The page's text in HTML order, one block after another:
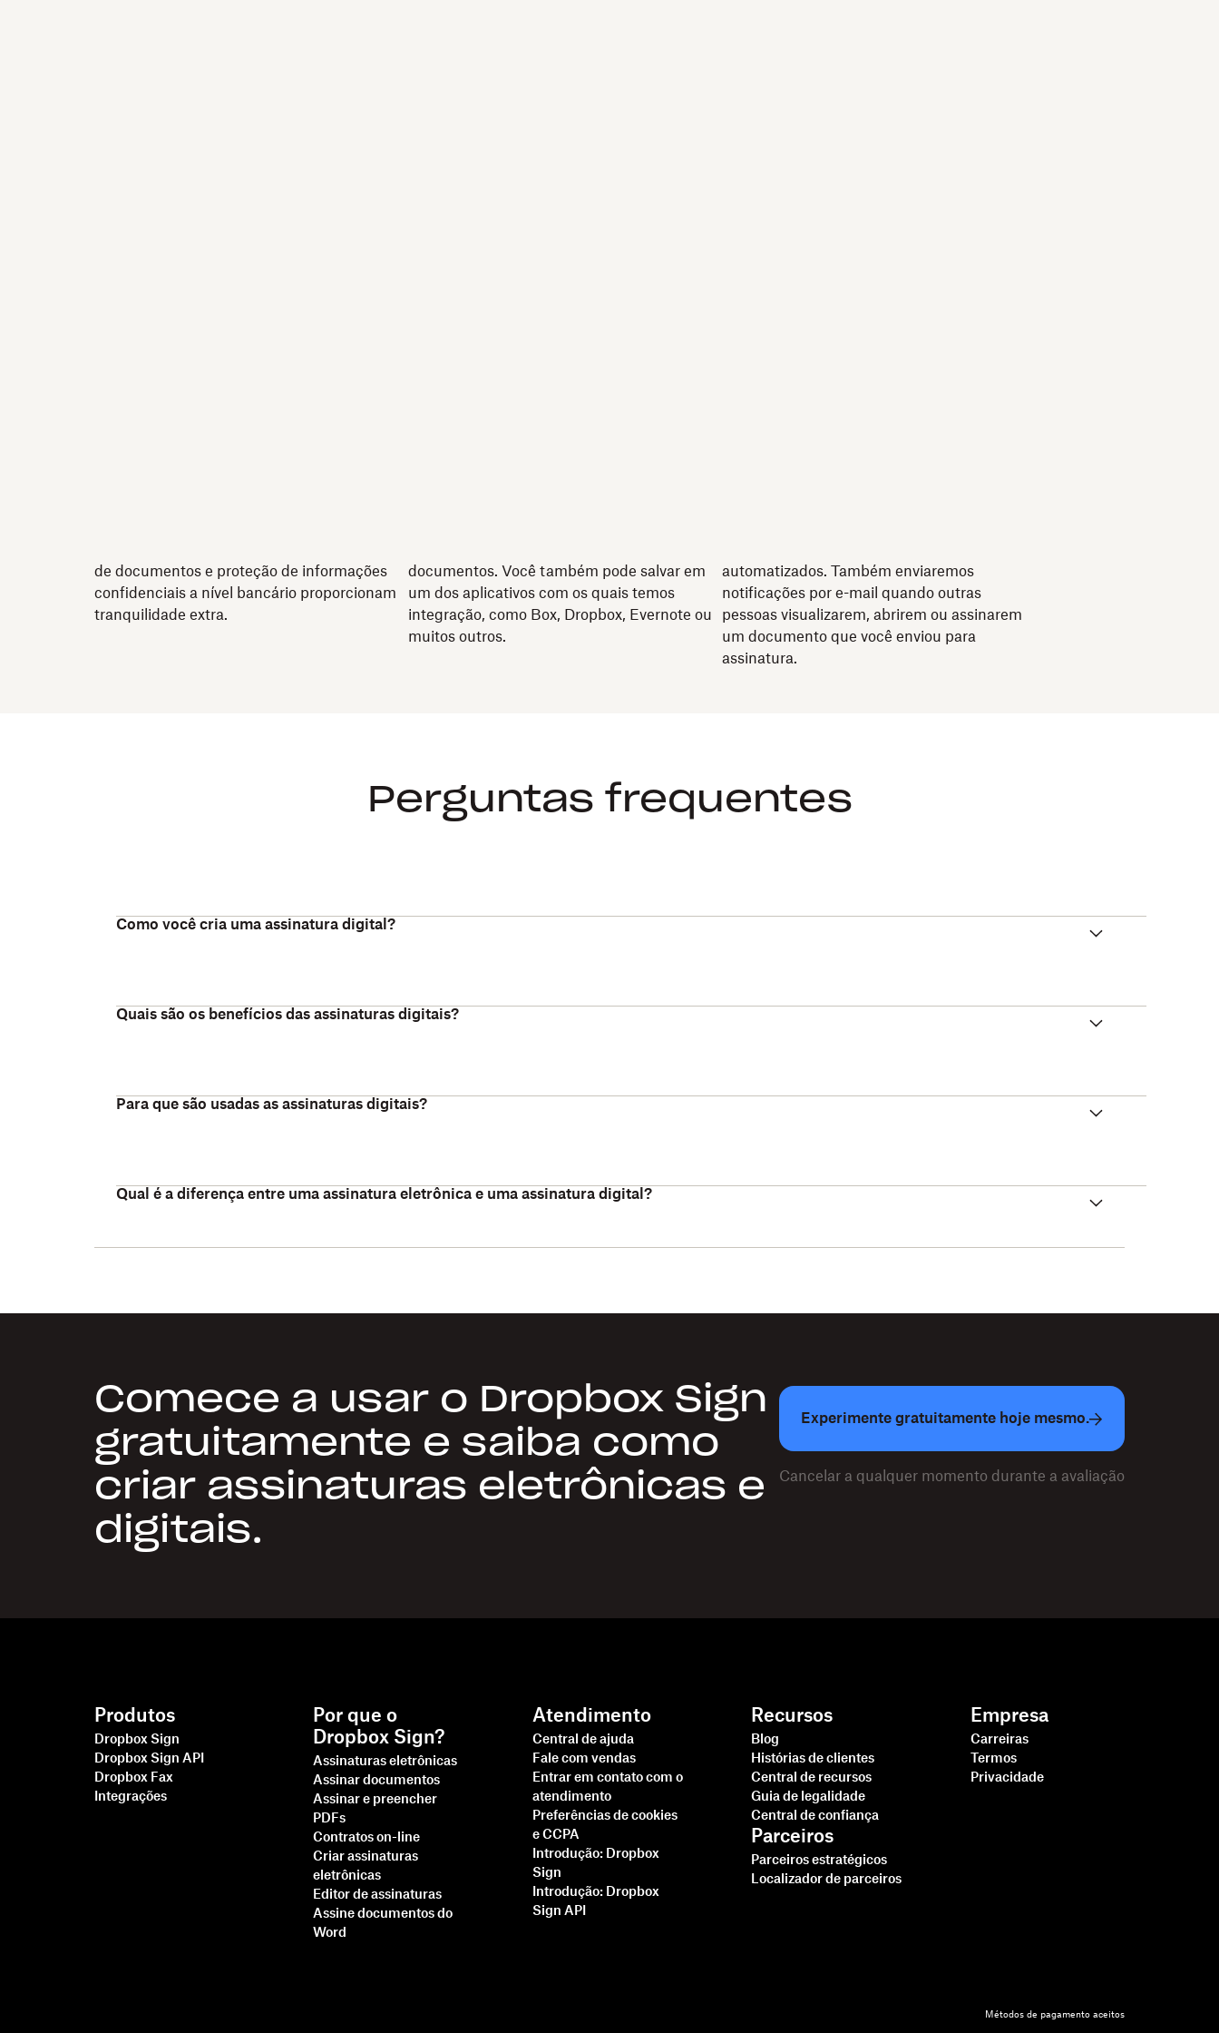
de documentos e proteção de informações
confidenciais a nível bancário proporcionam
tranquilidade extra.
documentos. Você também pode salvar em
um dos aplicativos com os quais temos
integração, como Box, Dropbox, Evernote ou
muitos outros.
automatizados. Também enviaremos
notificações por e-mail quando outras
pessoas visualizarem, abrirem ou assinarem
um documento que você enviou para
assinatura.
Perguntas frequentes
Como você cria uma assinatura digital?
Quais são os benefícios das assinaturas digitais?
Para que são usadas as assinaturas digitais?
Qual é a diferença entre uma assinatura eletrônica e uma assinatura digital?
Comece a usar o Dropbox Sign
gratuitamente e saiba como
criar assinaturas eletrônicas e
digitais.
Experimente gratuitamente hoje mesmo.
Cancelar a qualquer momento durante a avaliação
Produtos
Dropbox Sign
Dropbox Sign API
Dropbox Fax
Integrações
Por que o
Dropbox Sign?
Assinaturas eletrônicas
Assinar documentos
Assinar e preencher
PDFs
Contratos on-line
Criar assinaturas
eletrônicas
Editor de assinaturas
Assine documentos do
Word
Atendimento
Central de ajuda
Fale com vendas
Entrar em contato com o
atendimento
Preferências de cookies
e CCPA
Introdução: Dropbox
Sign
Introdução: Dropbox
Sign API
Recursos
Blog
Histórias de clientes
Central de recursos
Guia de legalidade
Central de confiança
Parceiros
Parceiros estratégicos
Localizador de parceiros
Empresa
Carreiras
Termos
Privacidade
Métodos de pagamento aceitos